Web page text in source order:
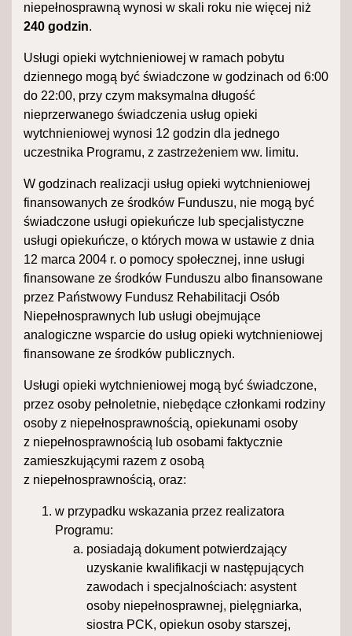
niepełnosprawną wynosi w skali roku nie więcej niż
240 godzin.
Usługi opieki wytchnieniowej w ramach pobytu
dziennego mogą być świadczone w godzinach od 6:00
do 22:00, przy czym maksymalna długość
nieprzerwanego świadczenia usług opieki
wytchnieniowej wynosi 12 godzin dla jednego
uczestnika Programu, z zastrzeżeniem ww. limitu.
W godzinach realizacji usług opieki wytchnieniowej
finansowanych ze środków Funduszu, nie mogą być
świadczone usługi opiekuńcze lub specjalistyczne
usługi opiekuńcze, o których mowa w ustawie z dnia
12 marca 2004 r. o pomocy społecznej, inne usługi
finansowane ze środków Funduszu albo finansowane
przez Państwowy Fundusz Rehabilitacji Osób
Niepełnosprawnych lub usługi obejmujące
analogiczne wsparcie do usług opieki wytchnieniowej
finansowane ze środków publicznych.
Usługi opieki wytchnieniowej mogą być świadczone,
przez osoby pełnoletnie, niebędące członkami rodziny
osoby z niepełnosprawnością, opiekunami osoby
z niepełnosprawnością lub osobami faktycznie
zamieszkującymi razem z osobą
z niepełnosprawnością, oraz:
w przypadku wskazania przez realizatora
Programu:
posiadają dokument potwierdzający
uzyskanie kwalifikacji w następujących
zawodach i specjalnościach: asystent
osoby niepełnosprawnej, pielęgniarka,
siostra PCK, opiekun osoby starszej,